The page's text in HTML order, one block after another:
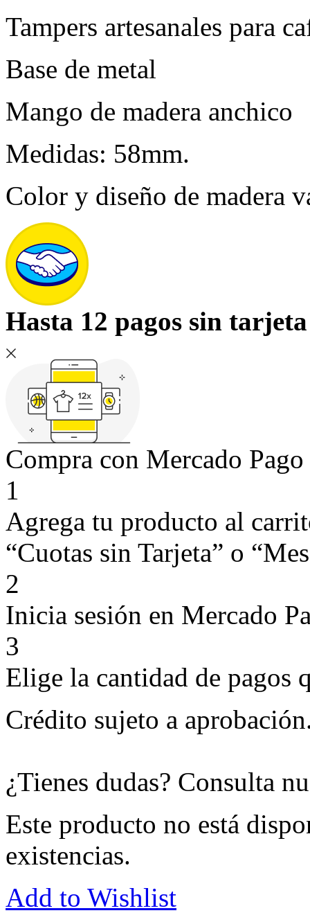
Tampers artesanales para
Base de metal
Mango de madera anchico
Medidas: 58mm.
Color y diseño de madera
Hasta 12 pagos sin tarjeta
Compra con Mercado
1
Agrega tu producto al
“Cuotas sin Tarjeta” o
2
Inicia sesión en Mercado
3
Elige la cantidad de pagos
Crédito sujeto a
¿Tienes dudas? Consulta
Este producto no está
existencias.
Add to Wishlist